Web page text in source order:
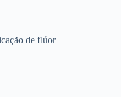
de flúor